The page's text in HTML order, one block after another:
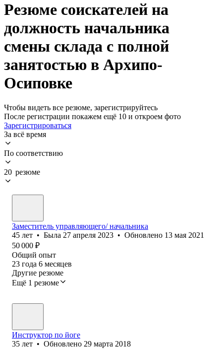
Резюме соискателей на
должность начальника
смены склада с полной
занятостью в Архипо-
Осиповке
Чтобы видеть все резюме, зарегистрируйтесь
После регистрации покажем ещё 10 и откроем фото
Зарегистрироваться
За всё время
По соответствию
20 резюме
Заместитель управляющего/ начальника
45 лет • Была 27 апреля 2023 • Обновлено 13 мая 2021
50 000 ₽
Общий опыт
23 года 6 месяцев
Другие резюме
Ещё 1 резюме
Инструктор по йоге
35 лет • Обновлено 29 марта 2018